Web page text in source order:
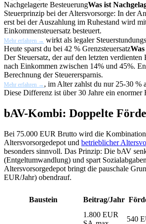
Nachgelagerte BesteuerungWas ist
Steuerprinzip bei der Altersvorsorge: In der
erst bei der Auszahlung im Ruhestand wird
Einkommensteuersatz besteuert.
Mehr erfahren → wirkt als legaler
Heute sparst du bei 42 % Grenzsteuersatz
Der Steuersatz, der auf den letzten
nach Einkommen zwischen 14% und 45%.
Berechnung der Steuerersparnis.
Mehr erfahren → , im Alter zahlst du nur 25-30 %
Diese Differenz ist über 30 Jahre ein enormer
bAV-Kombi: Doppelte
Bei 75.000 EUR Brutto wird die
Altersvorsorgedepot und betrieblicher
besonders sinnvoll. Das Prinzip: Die bAV
(Entgeltumwandlung) und spart
Altersvorsorgedepot bringt die pauschale
EUR/Jahr) obendrauf.
Baustein Beitrag/Jahr
1.800 EUR
540